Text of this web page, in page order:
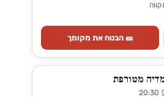
🎫 הבטח את מקומך
מטורפת